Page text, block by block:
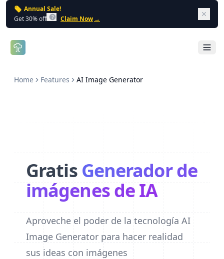
Annual Sale!
Get 30% off
Claim Now →
Open
Home Features AI Image Generator
Gratis Generador de
imágenes de IA
Aproveche el poder de la tecnología AI
Image Generator para hacer realidad
sus ideas con imágenes